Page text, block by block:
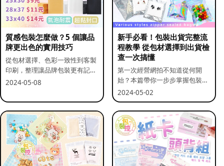
質感包裝怎麼做？5 個讓品
牌更出色的實用技巧
從包材選擇、色彩一致性到客製
印刷，整理讓品牌包裝更有記憶
點的實用做法。
2024-05-08
新手必看！包裝出貨完整流
程教學 從包材選擇到出貨檢
查一次搞懂
第一次經營網拍不知道從何開
始？本篇帶你一步步掌握包裝流
程與出貨前檢查重點。
2024-05-02